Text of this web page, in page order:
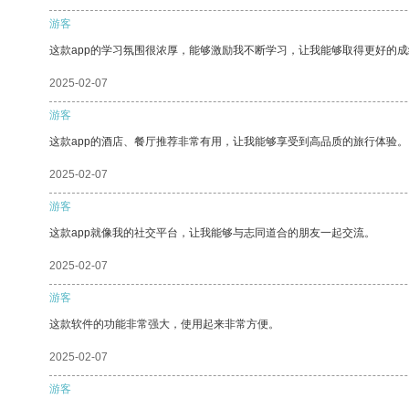
游客
这款app的学习氛围很浓厚，能够激励我不断学习，让我能够取得更好的
2025-02-07
游客
这款app的酒店、餐厅推荐非常有用，让我能够享受到高品质的旅行体验。
2025-02-07
游客
这款app就像我的社交平台，让我能够与志同道合的朋友一起交流。
2025-02-07
游客
这款软件的功能非常强大，使用起来非常方便。
2025-02-07
游客